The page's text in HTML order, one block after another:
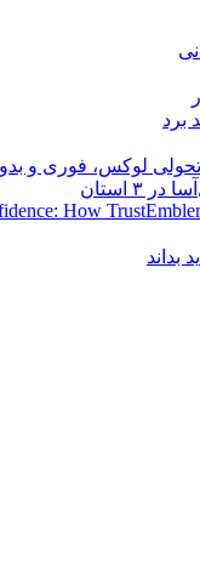
برد
تحولی لوکس، فوری و
How
بداند